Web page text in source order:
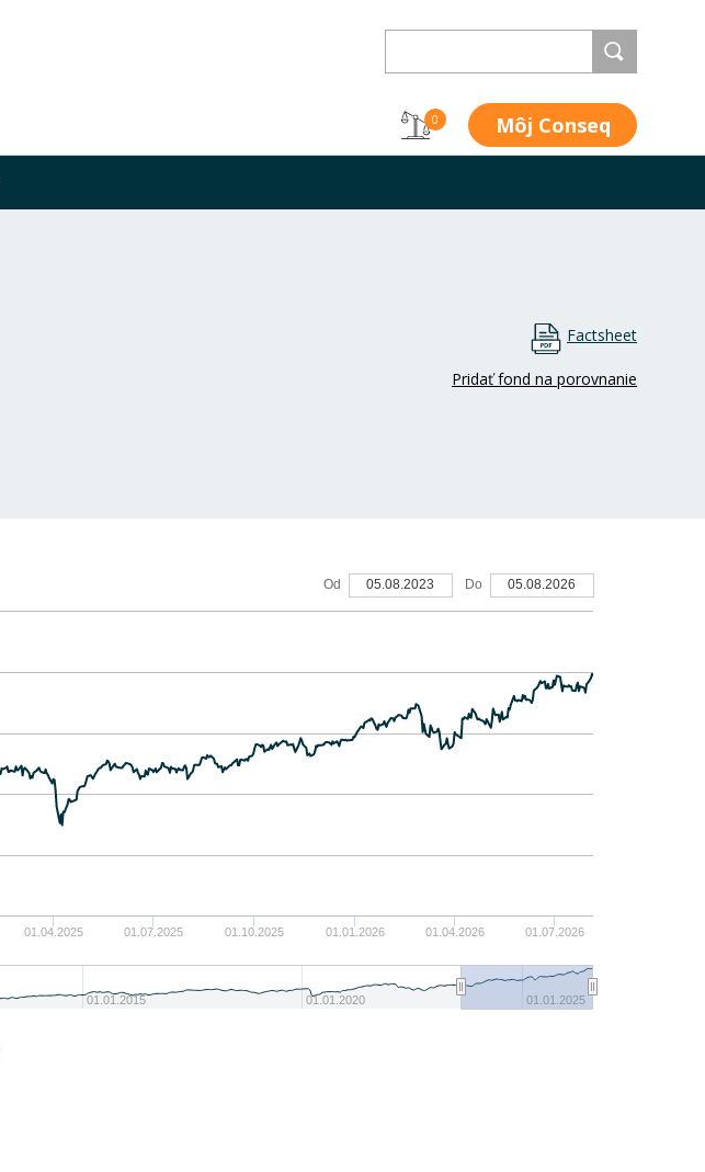
0 Môj Conseq
Factsheet
Pridať fond na porovnanie
01.04.2025 01.07.2025 01.10.2025 01.01.2026 01.04.2026 01.07.2026
01.01.2015 01.01.2020 01.01.2025
Od 05.08.2023 Do 05.08.2026